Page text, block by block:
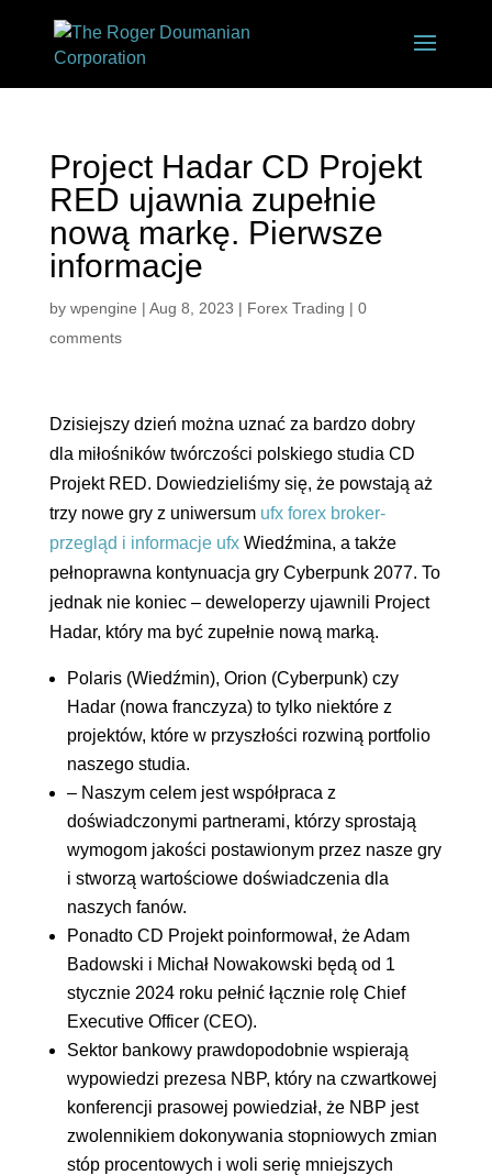
Project Hadar CD Projekt
RED ujawnia zupełnie
nową markę. Pierwsze
informacje
by wpengine | Aug 8, 2023 | Forex Trading | 0
comments
Dzisiejszy dzień można uznać za bardzo dobry
dla miłośników twórczości polskiego studia CD
Projekt RED. Dowiedzieliśmy się, że powstają aż
trzy nowe gry z uniwersum ufx forex broker-
przegląd i informacje ufx Wiedźmina, a także
pełnoprawna kontynuacja gry Cyberpunk 2077. To
jednak nie koniec – deweloperzy ujawnili Project
Hadar, który ma być zupełnie nową marką.
Polaris (Wiedźmin), Orion (Cyberpunk) czy
Hadar (nowa franczyza) to tylko niektóre z
projektów, które w przyszłości rozwiną portfolio
naszego studia.
– Naszym celem jest współpraca z
doświadczonymi partnerami, którzy sprostają
wymogom jakości postawionym przez nasze gry
i stworzą wartościowe doświadczenia dla
naszych fanów.
Ponadto CD Projekt poinformował, że Adam
Badowski i Michał Nowakowski będą od 1
stycznie 2024 roku pełnić łącznie rolę Chief
Executive Officer (CEO).
Sektor bankowy prawdopodobnie wspierają
wypowiedzi prezesa NBP, który na czwartkowej
konferencji prasowej powiedział, że NBP jest
zwolennikiem dokonywania stopniowych zmian
stóp procentowych i woli serię mniejszych